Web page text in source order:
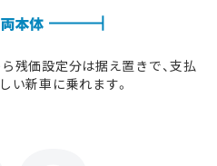
残価設定分は据え置きで、支払
い新車に乗れます。